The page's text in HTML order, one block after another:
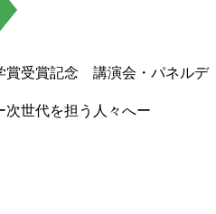
賞受賞記念 講演会・パネルデ
次世代を担う人々へー